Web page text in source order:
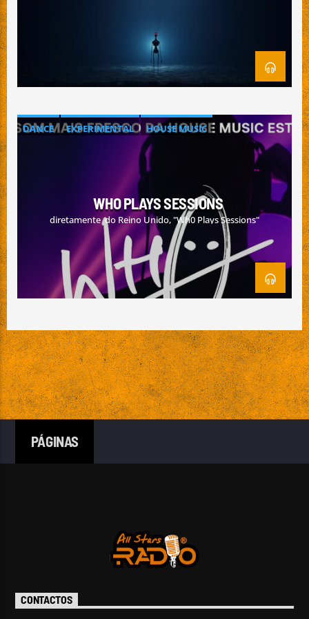
DANCE EXPERIMENTAL HOUSE MUSIC
WHO PLAYS SESSIONS
diretamente do Reino Unido, "Wh0 Plays Sessions"
PÁGINAS
CONTACTOS